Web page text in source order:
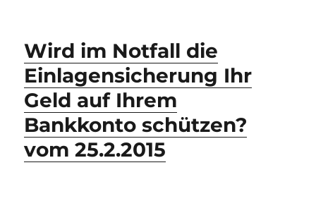
Wird im Notfall die
Einlagensicherung Ihr
Geld auf Ihrem
Bankkonto schützen?
vom 25.2.2015